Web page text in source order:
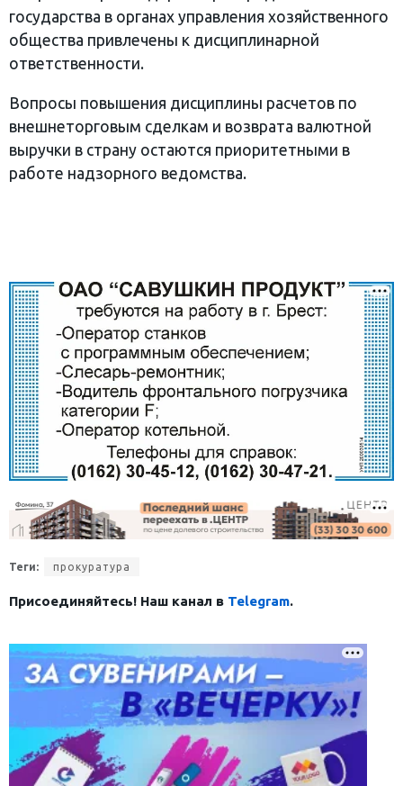
государства в органах управления хозяйственного
общества привлечены к дисциплинарной
ответственности.
Вопросы повышения дисциплины расчетов по
внешнеторговым сделкам и возврата валютной
выручки в страну остаются приоритетными в
работе надзорного ведомства.
Теги: прокуратура
Присоединяйтесь! Наш канал в Telegram.